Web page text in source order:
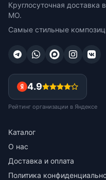
Круглосуточная
МО.
Самые стильные
4.9
Рейтинг организации в Яндексе
Каталог
О нас
Доставка и оплата
Политика